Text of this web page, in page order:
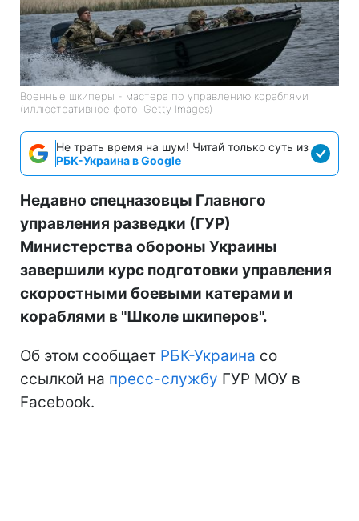
Военные шкиперы - мастера по управлению кораблями
(иллюстративное фото: Getty Images)
Не трать время на шум! Читай только суть из
РБК-Украина в Google
Недавно спецназовцы Главного
управления разведки (ГУР)
Министерства обороны Украины
завершили курс подготовки управления
скоростными боевыми катерами и
кораблями в "Школе шкиперов".
Об этом сообщает РБК-Украина со
ссылкой на пресс-службу ГУР МОУ в
Facebook.